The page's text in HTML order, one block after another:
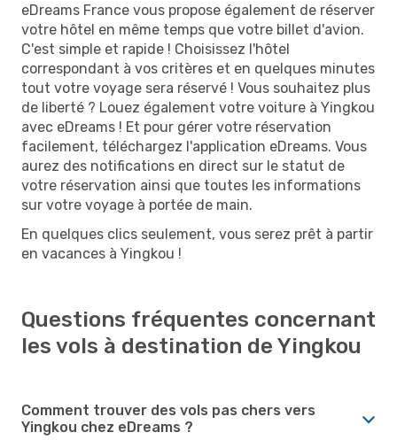
eDreams France vous propose également de réserver
votre hôtel en même temps que votre billet d'avion.
C'est simple et rapide ! Choisissez l'hôtel
correspondant à vos critères et en quelques minutes
tout votre voyage sera réservé ! Vous souhaitez plus
de liberté ? Louez également votre voiture à Yingkou
avec eDreams ! Et pour gérer votre réservation
facilement, téléchargez l'application eDreams. Vous
aurez des notifications en direct sur le statut de
votre réservation ainsi que toutes les informations
sur votre voyage à portée de main.
En quelques clics seulement, vous serez prêt à partir
en vacances à Yingkou !
Questions fréquentes concernant
les vols à destination de Yingkou
Comment trouver des vols pas chers vers
Yingkou chez eDreams ?